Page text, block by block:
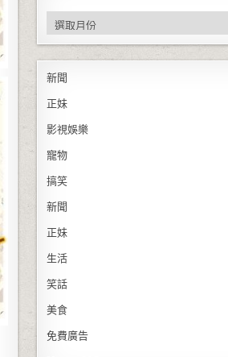
彙整
新聞
正妹
影視娛樂
寵物
搞笑
新聞
正妹
生活
笑話
美食
免費廣告